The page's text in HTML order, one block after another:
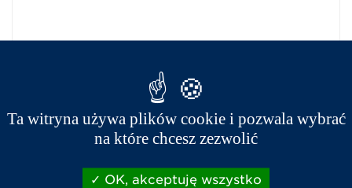
Ta witryna używa plików cookie i pozwala wybrać
na które chcesz zezwolić
OK, akceptuję wszystko